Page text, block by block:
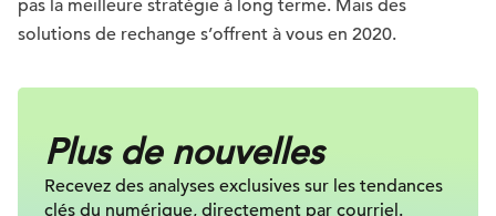
pas la meilleure stratégie à long terme. Mais des
solutions de rechange s’offrent à vous en 2020.
Plus de nouvelles
Recevez des analyses exclusives sur les tendances
clés du numérique, directement par courriel.